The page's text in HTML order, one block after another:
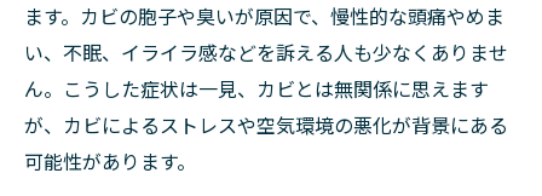
ます。カビの胞子や臭いが原因で、慢性的な頭痛やめま
い、不眠、イライラ感などを訴える人も少なくありませ
ん。こうした症状は一見、カビとは無関係に思えます
が、カビによるストレスや空気環境の悪化が背景にある
可能性があります。